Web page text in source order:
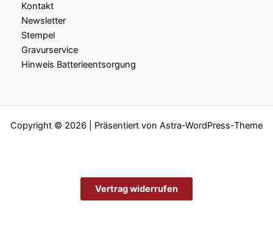
Kontakt
Newsletter
Stempel
Gravurservice
Hinweis Batterieentsorgung
Copyright © 2026 | Präsentiert von Astra-WordPress-Theme
Vertrag widerrufen